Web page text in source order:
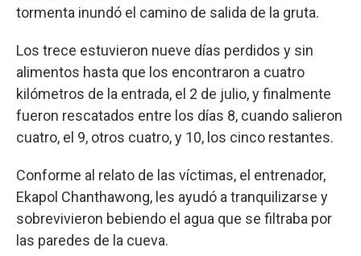
tormenta inundó el camino de salida de la gruta.
Los trece estuvieron nueve días perdidos y sin
alimentos hasta que los encontraron a cuatro
kilómetros de la entrada, el 2 de julio, y finalmente
fueron rescatados entre los días 8, cuando salieron
cuatro, el 9, otros cuatro, y 10, los cinco restantes.
Conforme al relato de las víctimas, el entrenador,
Ekapol Chanthawong, les ayudó a tranquilizarse y
sobrevivieron bebiendo el agua que se filtraba por
las paredes de la cueva.